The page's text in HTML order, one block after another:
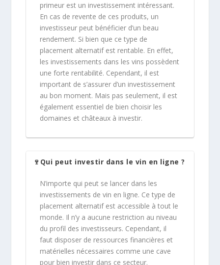
primeur est un investissement intéressant.
En cas de revente de ces produits, un
investisseur peut bénéficier d’un beau
rendement. Si bien que ce type de
placement alternatif est rentable. En effet,
les investissements dans les vins possèdent
une forte rentabilité. Cependant, il est
important de s’assurer d’un investissement
au bon moment. Mais pas seulement, il est
également essentiel de bien choisir les
domaines et châteaux à investir.
🍷Qui peut investir dans le vin en ligne ?
N’importe qui peut se lancer dans les
investissements de vin en ligne. Ce type de
placement alternatif est accessible à tout le
monde. Il n’y a aucune restriction au niveau
du profil des investisseurs. Cependant, il
faut disposer de ressources financières et
matérielles nécessaires comme une cave
pour bien investir dans ce secteur.